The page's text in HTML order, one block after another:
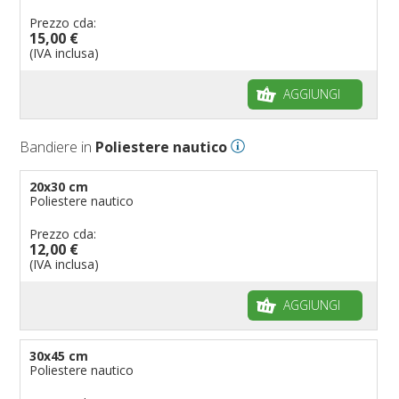
Bandiere per eventi
Bandiere per biciclette
Bandiere per eventi religiosi
Bandiere per ambasciate
Bandiere per riserve naturali e parchi
Bandiere per musicisti
pennoni per bandiere
Come piegare il tricolore
Prezzo cda:
15,00 €
(IVA inclusa)
AGGIUNGI
Bandiere in Poliestere nautico
20x30 cm
Poliestere nautico
Prezzo cda:
12,00 €
(IVA inclusa)
AGGIUNGI
30x45 cm
Poliestere nautico